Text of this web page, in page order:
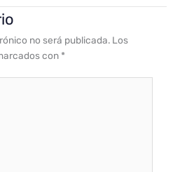
no será publicada. Los
con *